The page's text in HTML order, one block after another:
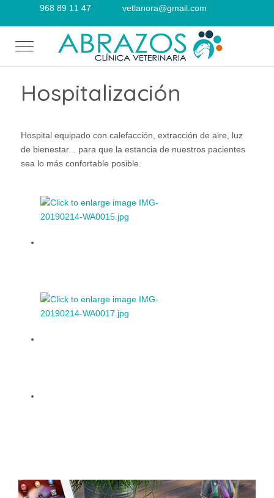
968 89 11 47 vetlanora@gmail.com
Mobile Menu Toggle
Hospitalización
Hospital equipado con calefacción, extracción de aire, luz
de bienestar... para que la estancia de nuestros pacientes
sea lo más confortable posible.